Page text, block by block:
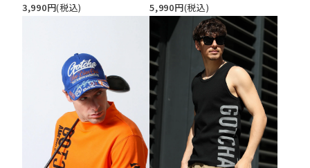
3,990円(税込) 5,990円(税込)